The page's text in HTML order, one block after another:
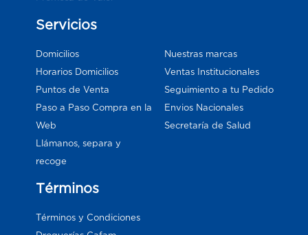
Servicios
Domicilios
Horarios Domicilios
Puntos de Venta
Paso a Paso Compra en la
Web
Llámanos, separa y
recoge
Nuestras marcas
Ventas Institucionales
Seguimiento a tu Pedido
Envios Nacionales
Secretaría de Salud
Términos
Términos y Condiciones